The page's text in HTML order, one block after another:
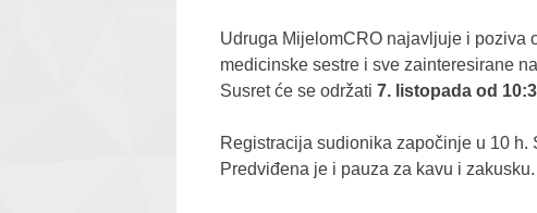
Udruga MijelomCRO najavljuje i poziva
medicinske sestre i sve zainteresirane
Susret će se održati 7. listopada od
Registracija sudionika započinje u 10 h.
Predviđena je i pauza za kavu i zakusku.